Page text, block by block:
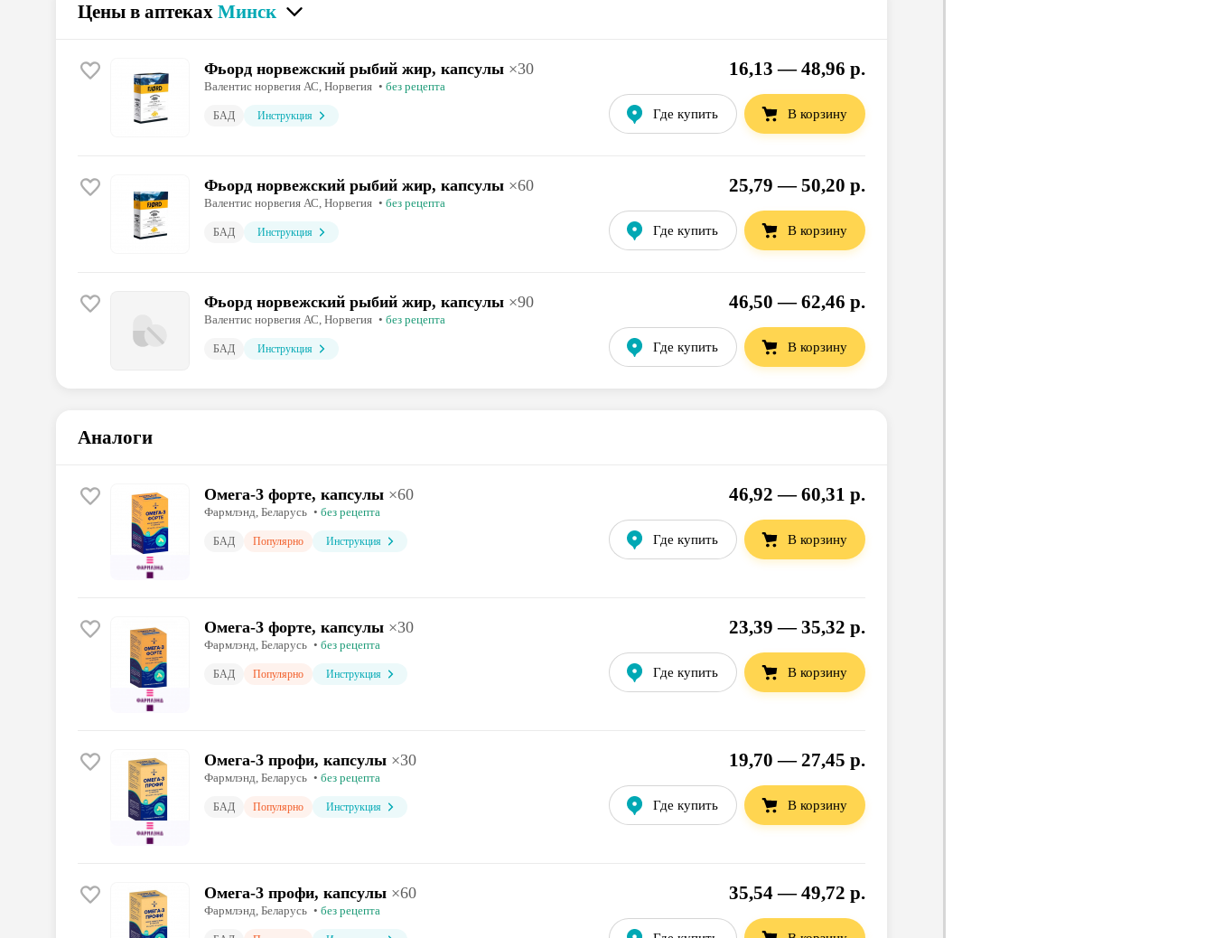
Цены в аптеках Минск
Фьорд норвежский рыбий жир, капсулы ×30
Валентис норвегия АС, Норвегия • без рецепта
БАД Инструкция
16,13 — 48,96 р.
Где купить В корзину
Фьорд норвежский рыбий жир, капсулы ×60
Валентис норвегия АС, Норвегия • без рецепта
БАД Инструкция
25,79 — 50,20 р.
Где купить В корзину
Фьорд норвежский рыбий жир, капсулы ×90
Валентис норвегия АС, Норвегия • без рецепта
БАД Инструкция
46,50 — 62,46 р.
Где купить В корзину
Аналоги
Омега-3 форте, капсулы ×60
Фармлэнд, Беларусь • без рецепта
БАД Популярно Инструкция
46,92 — 60,31 р.
Где купить В корзину
Омега-3 форте, капсулы ×30
Фармлэнд, Беларусь • без рецепта
БАД Популярно Инструкция
23,39 — 35,32 р.
Где купить В корзину
Омега-3 профи, капсулы ×30
Фармлэнд, Беларусь • без рецепта
БАД Популярно Инструкция
19,70 — 27,45 р.
Где купить В корзину
Омега-3 профи, капсулы ×60
Фармлэнд, Беларусь • без рецепта
35,54 — 49,72 р.